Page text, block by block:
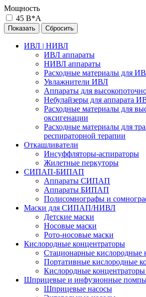
Мощность
45 В*А
ИВЛ | НИВЛ
ИВЛ аппараты
НИВЛ аппараты
Расходные материалы для
Увлажнители ИВЛ
Аппараты для
Небулайзеры для аппарата
Расходные материалы для
оксигенации
Расходные материалы для
респираторной терапии
Откашливатели
Инсуффляторы-аспираторы
Жилетные перкуторы
CИПАП-БИПАП
Аппараты СИПАП
Аппараты БИПАП
Полисомнографы и
Маски для СИПАП/НИВЛ
Детские маски
Носовые маски
Рото-носовые маски
Кислородные концентраторы
Стационарные кислородные
Портативные кислородные
Кислородные
Шприцевые и инфузионные
Шприцевые насосы